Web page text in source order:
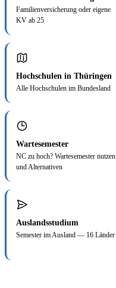
Familienversicherung oder eigene
KV ab 25
Hochschulen in Thüringen
Alle Hochschulen im Bundesland
Wartesemester
NC zu hoch? Wartesemester nutzen
und Alternativen
Auslandsstudium
Semester im Ausland — 16 Länder